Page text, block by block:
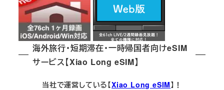
海外旅行・短期滞在・一時帰国者向けeSIM
サービス【Xiao Long eSIM】
当社で運営している【Xiao Long eSIM】！